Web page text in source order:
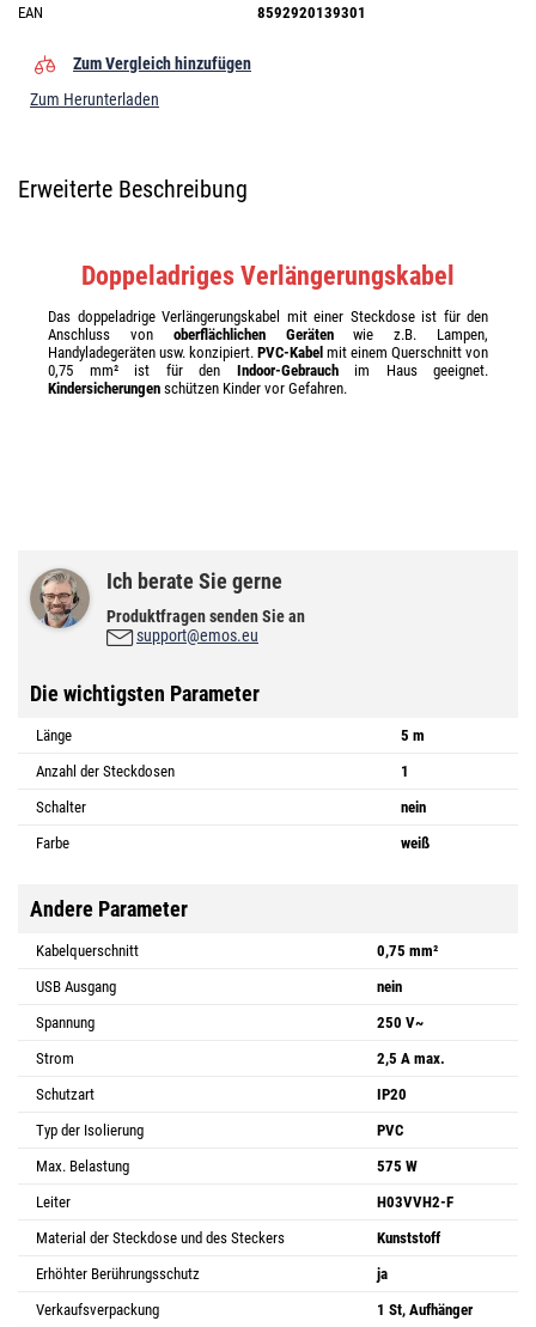
EAN
8592920139301
Zum Vergleich hinzufügen
Zum Herunterladen
Erweiterte Beschreibung
Doppeladriges Verlängerungskabel
Das doppeladrige Verlängerungskabel mit einer Steckdose ist für den
Anschluss von oberflächlichen Gerätenwie z.B. Lampen,
Handyladegeräten usw. konzipiert. PVC-Kabel mit einem Querschnitt von
0,75 mm² ist für den Indoor-Gebrauchim Haus geeignet.
Kindersicherungen schützen Kinder vor Gefahren.
Ich berate Sie gerne
Produktfragen senden Sie an
support@emos.eu
Die wichtigsten Parameter
Länge
5 m
Anzahl der Steckdosen
1
Schalter
nein
Farbe
weiß
Andere Parameter
Kabelquerschnitt
0,75 mm²
USB Ausgang
nein
Spannung
250 V~
Strom
2,5 A max.
Schutzart
IP20
Typ der Isolierung
PVC
Max. Belastung
575 W
Leiter
H03VVH2-F
Material der Steckdose und des Steckers
Kunststoff
Erhöhter Berührungsschutz
ja
Verkaufsverpackung
1 St, Aufhänger